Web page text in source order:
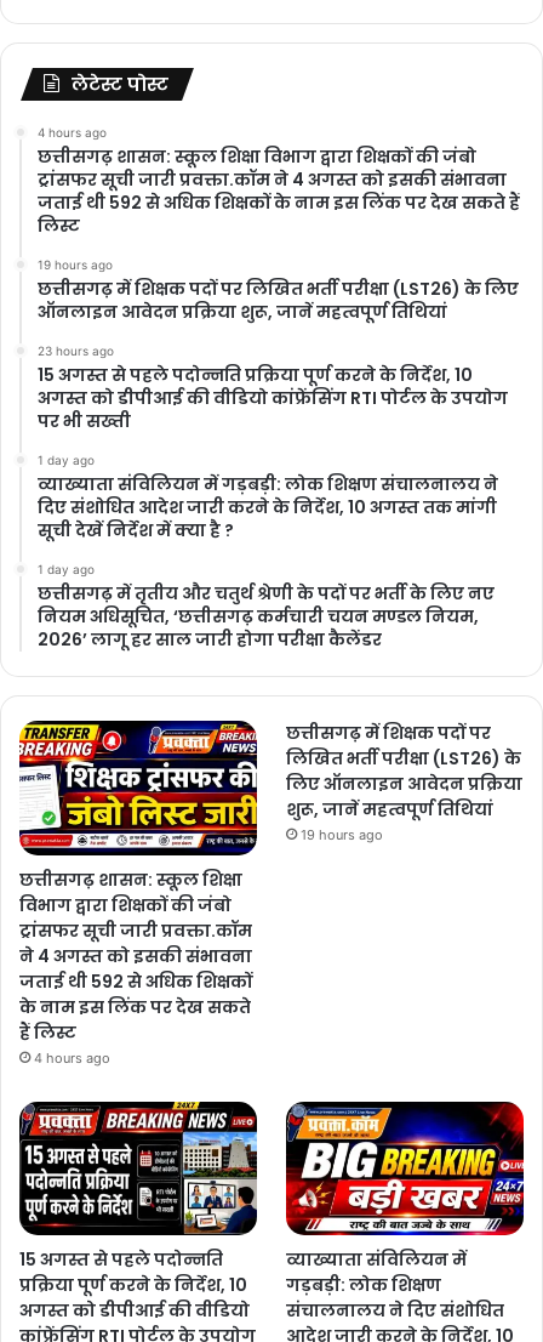
लेटेस्ट पोस्ट
4 hours ago
छत्तीसगढ़ शासन: स्कूल शिक्षा विभाग द्वारा शिक्षकों की जंबो
ट्रांसफर सूची जारी प्रवक्ता.कॉम ने 4 अगस्त को इसकी संभावना
जताई थी 592 से अधिक शिक्षकों के नाम इस लिंक पर देख सकते हैं
लिस्ट
19 hours ago
छत्तीसगढ़ में शिक्षक पदों पर लिखित भर्ती परीक्षा (LST26) के लिए
ऑनलाइन आवेदन प्रक्रिया शुरू, जानें महत्वपूर्ण तिथियां
23 hours ago
15 अगस्त से पहले पदोन्नति प्रक्रिया पूर्ण करने के निर्देश, 10
अगस्त को डीपीआई की वीडियो कांफ्रेंसिंग RTI पोर्टल के उपयोग
पर भी सख्ती
1 day ago
​व्याख्याता संविलियन में गड़बड़ी: लोक शिक्षण संचालनालय ने
दिए संशोधित आदेश जारी करने के निर्देश, 10 अगस्त तक मांगी
सूची देखें निर्देश में क्या है ?
1 day ago
छत्तीसगढ़ में तृतीय और चतुर्थ श्रेणी के पदों पर भर्ती के लिए नए
नियम अधिसूचित, ‘छत्तीसगढ़ कर्मचारी चयन मण्डल नियम,
2026’ लागू हर साल जारी होगा परीक्षा कैलेंडर
छत्तीसगढ़ शासन: स्कूल शिक्षा
विभाग द्वारा शिक्षकों की जंबो
ट्रांसफर सूची जारी प्रवक्ता.कॉम
ने 4 अगस्त को इसकी संभावना
जताई थी 592 से अधिक शिक्षकों
के नाम इस लिंक पर देख सकते
हैं लिस्ट
4 hours ago
छत्तीसगढ़ में शिक्षक पदों पर
लिखित भर्ती परीक्षा (LST26) के
लिए ऑनलाइन आवेदन प्रक्रिया
शुरू, जानें महत्वपूर्ण तिथियां
19 hours ago
15 अगस्त से पहले पदोन्नति
प्रक्रिया पूर्ण करने के निर्देश, 10
अगस्त को डीपीआई की वीडियो
कांफ्रेंसिंग RTI पोर्टल के उपयोग
व्याख्याता संविलियन में
गड़बड़ी: लोक शिक्षण
संचालनालय ने दिए संशोधित
आदेश जारी करने के निर्देश, 10